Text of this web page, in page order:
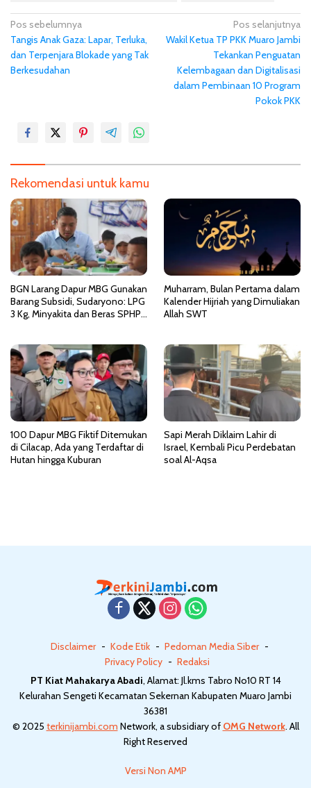
N
a
v
i
p
o
s
Pos sebelumnya
Tangis Anak Gaza: Lapar, Terluka,
dan Terpenjara Blokade yang Tak
Berkesudahan
Pos selanjutnya
Wakil Ketua TP PKK Muaro Jambi
Tekankan Penguatan
Kelembagaan dan Digitalisasi
dalam Pembinaan 10 Program
Pokok PKK
Rekomendasi untuk kamu
BGN Larang Dapur MBG Gunakan
Barang Subsidi, Sudaryono: LPG
3 Kg, Minyakita dan Beras SPHP
Muharram, Bulan Pertama dalam
Kalender Hijriah yang Dimuliakan
Allah SWT
100 Dapur MBG Fiktif Ditemukan
di Cilacap, Ada yang Terdaftar di
Hutan hingga Kuburan
Sapi Merah Diklaim Lahir di
Israel, Kembali Picu Perdebatan
soal Al-Aqsa
Disclaimer Kode Etik
Pedoman Media Siber
Privacy Policy
Redaksi
PT Kiat Mahakarya Abadi, Alamat: Jl.kms Tabro No10 RT 14
Kelurahan Sengeti Kecamatan Sekernan Kabupaten Muaro Jambi
36381
© 2025 terkinijambi.com Network, a subsidiary of OMG Network. All
Right Reserved
Versi Non AMP